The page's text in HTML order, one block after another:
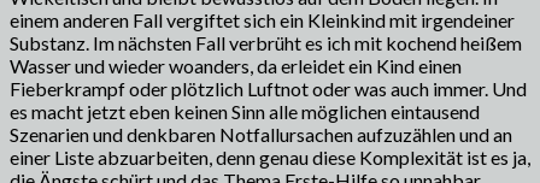
einem anderen Fall vergiftet sich ein Kleinkind mit irgendeiner
Substanz. Im nächsten Fall verbrüht es ich mit kochend heißem
Wasser und wieder woanders, da erleidet ein Kind einen
Fieberkrampf oder plötzlich Luftnot oder was auch immer. Und
es macht jetzt eben keinen Sinn alle möglichen eintausend
Szenarien und denkbaren Notfallursachen aufzuzählen und an
einer Liste abzuarbeiten, denn genau diese Komplexität ist es ja,